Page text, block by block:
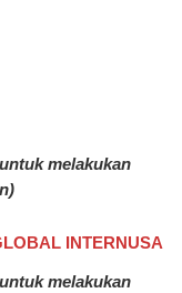
melakukan
INTERNUSA
melakukan